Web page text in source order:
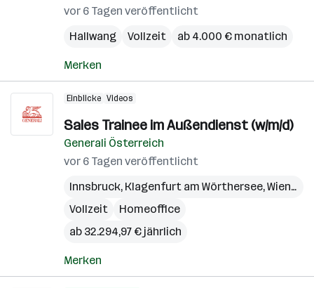
vor 6 Tagen veröffentlicht
Hallwang
Vollzeit ab 4.000 € monatlich
Merken
Einblicke Videos
Sales Trainee im Außendienst (w/m/d)
Generali Österreich
vor 6 Tagen veröffentlicht
Innsbruck, Klagenfurt am Wörthersee,Wien,
Vollzeit
Homeoffice
ab 32.294,97 € jährlich
Merken